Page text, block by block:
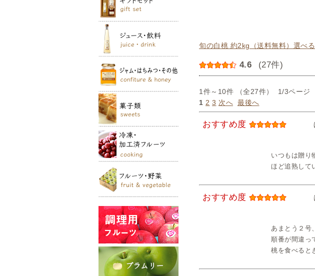
旬の白桃 約2kg（送料無料）選べ
4.6 (27件)
1件～10件 （全27件） 1/3ページ
1 2 3 次へ 最後へ
おすすめ度
いつもは贈り
ほど追熟して
おすすめ度
あまとう２号
順番が間違っ
桃を食べると